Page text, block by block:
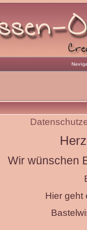
Wir wünschen
Hier geht